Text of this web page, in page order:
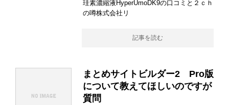
珪素濃縮液HyperUmoDK9の口コミと２ｃｈ
の噂株式会社リ
記事を読む
まとめサイトビルダー2 Pro版
について教えてほしいのですが
質問